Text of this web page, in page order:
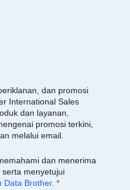
dan promosi
International Sales
dan layanan,
promosi terkini,
melalui email.
dan menerima
serta menyetujui
Data Brother. *